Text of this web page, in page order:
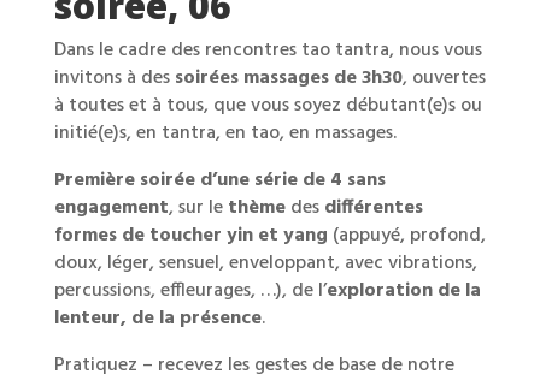
Dans le cadre des rencontres tao tantra, nous vous
invitons à dessoirées massages de 3h30, ouvertes
à toutes et à tous, que vous soyez débutant(e)s ou
initié(e)s, en tantra, en tao, en massages.
Première soirée d’une série de 4 sans
engagement, sur lethèmedesdifférentes
formes de toucher yin et yang (appuyé, profond,
doux, léger, sensuel, enveloppant, avec vibrations,
percussions, effleurages, …), de l’exploration de la
lenteur, de la présence.
Pratiquez – recevez les gestes de base de notre